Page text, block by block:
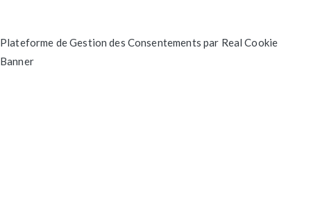
Plateforme de Gestion des Consentements par Real Cookie
Banner